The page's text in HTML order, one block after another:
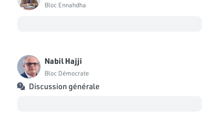
Bloc Ennahdha
Nabil Hajji
Bloc Démocrate
Discussion générale